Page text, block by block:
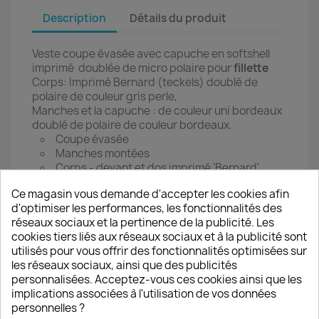
Description Détails du produit
Veste coupe évasée avec capuche en softshell
imprimé doublée de micro polaire pourfillette
Corps: Imprimé Bernard (teckels) doublé de
polaire de couleur gris perle,
Manches et la capuche : de couleur uni bordeaux
doublé de polaire de couleur bordeaux.
Coupe évasée
Manches montées
Corps - devant et dos imprimé 'Bernard'
Fermeture par pressions
Finitions surpiqures nervures pour assurer
l’étanchéité
Se porte en imper 3//4 et puis comme veste
évasée
Emmanchures volontairement plus grandes pour
faciliter l'enfilage de la veste, manches
ajustables.
Ce magasin vous demande d'accepter les cookies afin
d'optimiser les performances, les fonctionnalités des
réseaux sociaux et la pertinence de la publicité. Les
cookies tiers liés aux réseaux sociaux et à la publicité sont
utilisés pour vous offrir des fonctionnalités optimisées sur
les réseaux sociaux, ainsi que des publicités
personnalisées. Acceptez-vous ces cookies ainsi que les
implications associées à l'utilisation de vos données
personnelles ?